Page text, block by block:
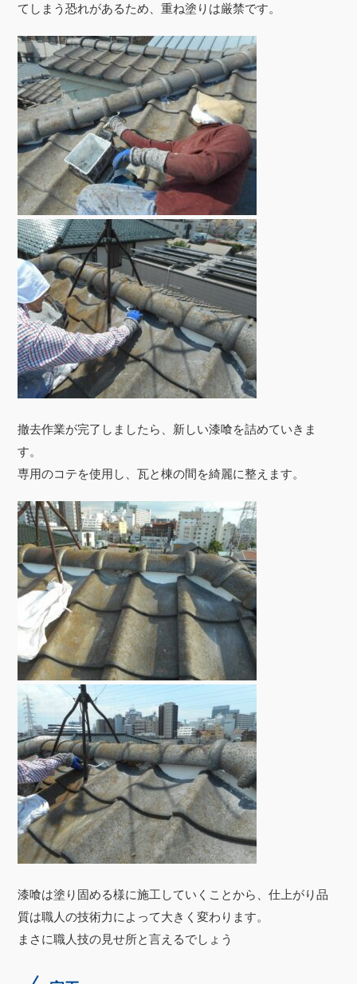
てしまう恐れがあるため、重ね塗りは厳禁です。
撤去作業が完了しましたら、新しい漆喰を詰めていきま
す。
専用のコテを使用し、瓦と棟の間を綺麗に整えます。
漆喰は塗り固める様に施工していくことから、仕上がり品
質は職人の技術力によって大きく変わります。
まさに職人技の見せ所と言えるでしょう